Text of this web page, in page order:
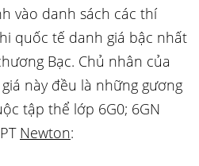
vào danh sách các thí
quốc tế danh giá bậc nhất
Bạc. Chủ nhân của
này đều là những gương
tập thể lớp 6G0; 6GN
Newton: